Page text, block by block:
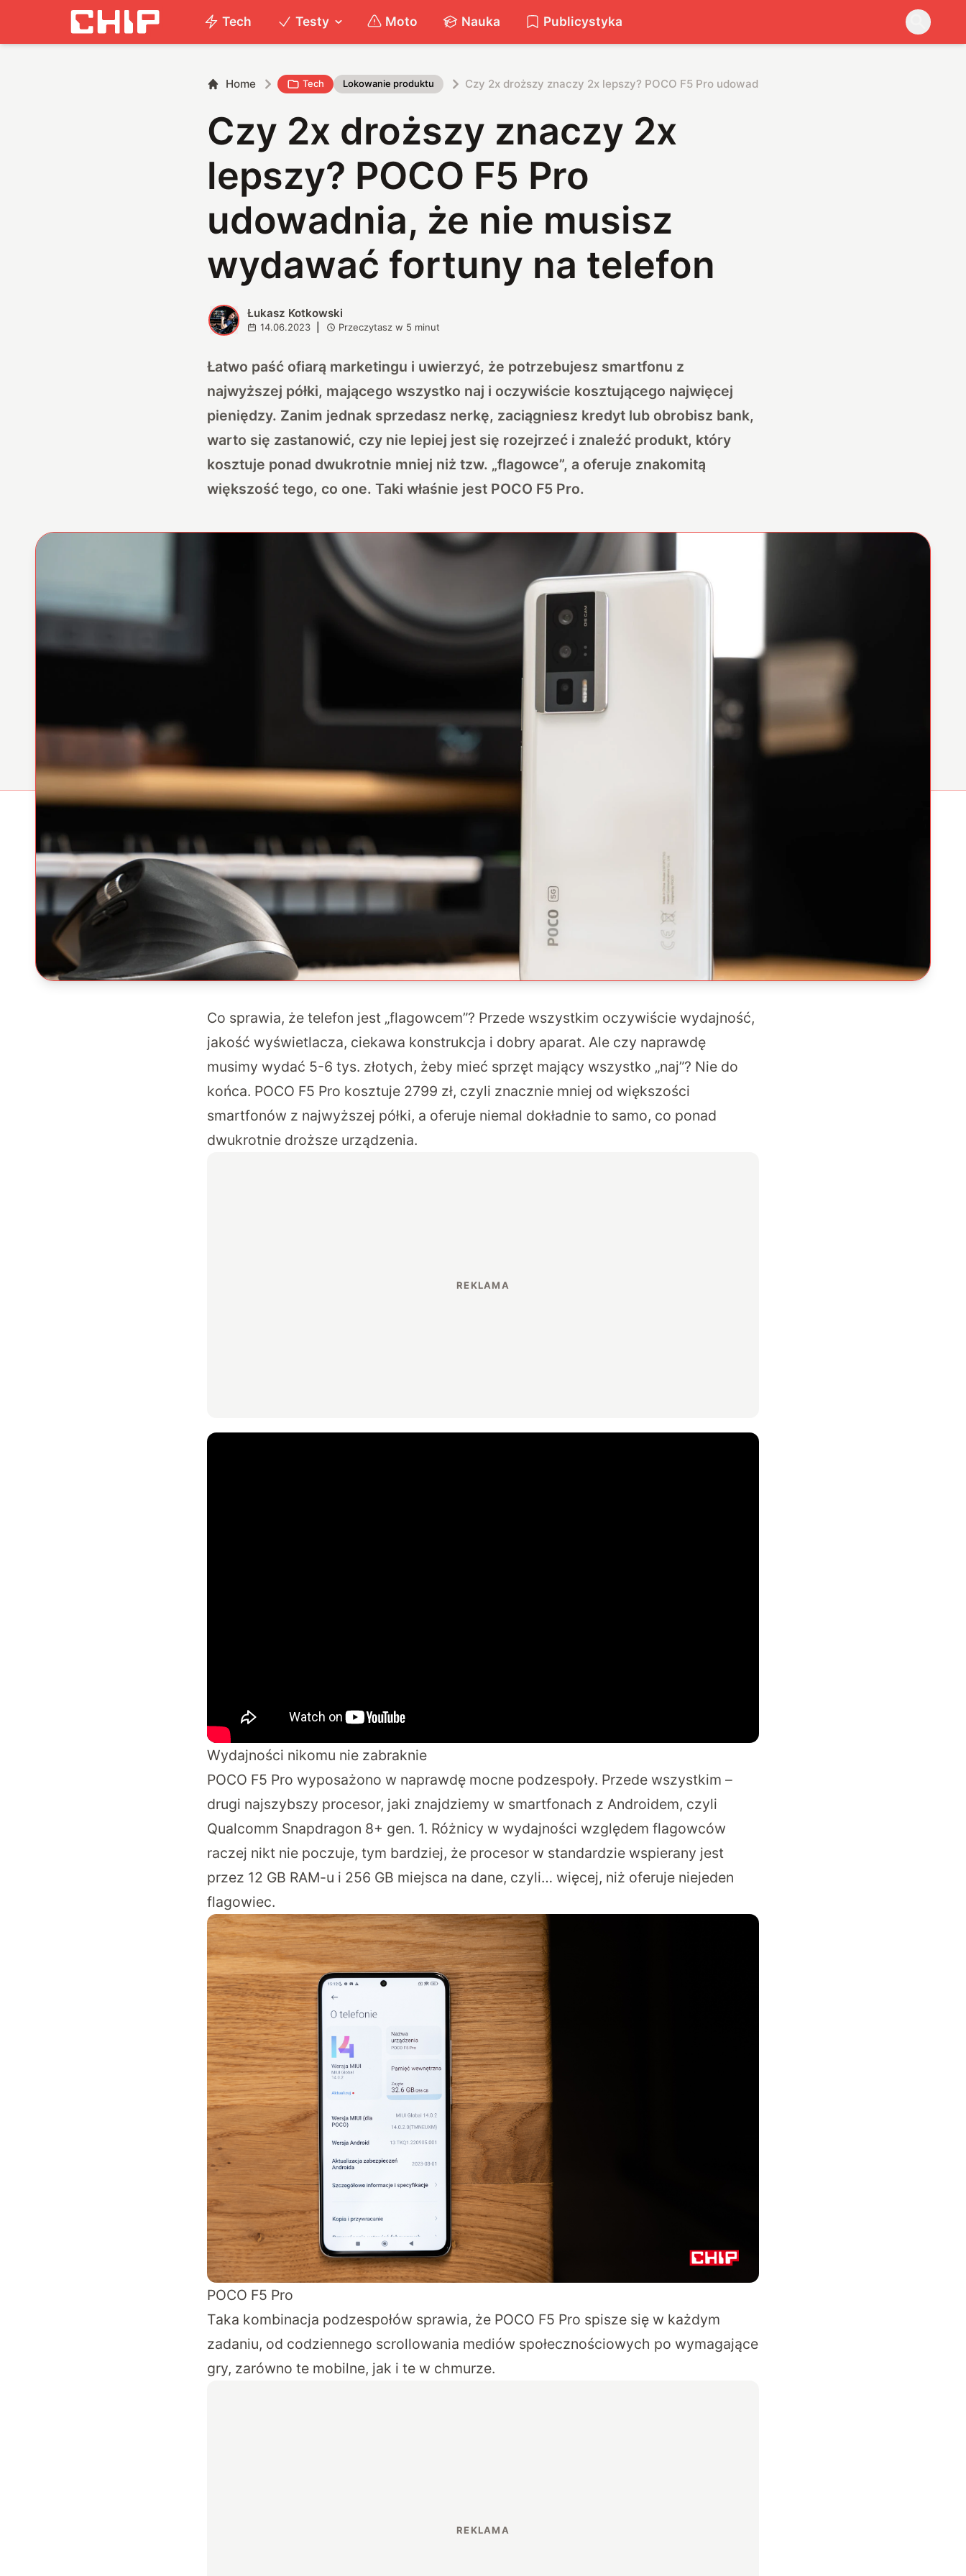
Tech Testy Moto Nauka Publicystyka
Home Tech Lokowanie produktu Czy 2x droższy znaczy 2x lepszy? POCO F5 Pro udowadnia, że nie musisz wydawać fortuny
Czy 2x droższy znaczy 2x
lepszy? POCO F5 Pro
udowadnia, że nie musisz
wydawać fortuny na telefon
Ł Łukasz Kotkowski
14.06.2023 Przeczytasz w 5 minut
Łatwo paść ofiarą marketingu i uwierzyć, że potrzebujesz smartfonu z
najwyższej półki, mającego wszystko naj i oczywiście kosztującego najwięcej
pieniędzy. Zanim jednak sprzedasz nerkę, zaciągniesz kredyt lub obrobisz bank,
warto się zastanowić, czy nie lepiej jest się rozejrzeć i znaleźć produkt, który
kosztuje ponad dwukrotnie mniej niż tzw. „flagowce”, a oferuje znakomitą
większość tego, co one. Taki właśnie jest POCO F5 Pro.
Co sprawia, że telefon jest „flagowcem”? Przede wszystkim oczywiście wydajność,
jakość wyświetlacza, ciekawa konstrukcja i dobry aparat. Ale czy naprawdę
musimy wydać 5-6 tys. złotych, żeby mieć sprzęt mający wszystko „naj”? Nie do
końca. POCO F5 Pro kosztuje 2799 zł, czyli znacznie mniej od większości
smartfonów z najwyższej półki, a oferuje niemal dokładnie to samo, co ponad
dwukrotnie droższe urządzenia.
Wydajności nikomu nie zabraknie
POCO F5 Pro wyposażono w naprawdę mocne podzespoły. Przede wszystkim –
drugi najszybszy procesor, jaki znajdziemy w smartfonach z Androidem, czyli
Qualcomm Snapdragon 8+ gen. 1. Różnicy w wydajności względem flagowców
raczej nikt nie poczuje, tym bardziej, że procesor w standardzie wspierany jest
przez 12 GB RAM-u i 256 GB miejsca na dane, czyli… więcej, niż oferuje niejeden
flagowiec.
POCO F5 Pro
Taka kombinacja podzespołów sprawia, że POCO F5 Pro spisze się w każdym
zadaniu, od codziennego scrollowania mediów społecznościowych po wymagające
gry, zarówno te mobilne, jak i te w chmurze.